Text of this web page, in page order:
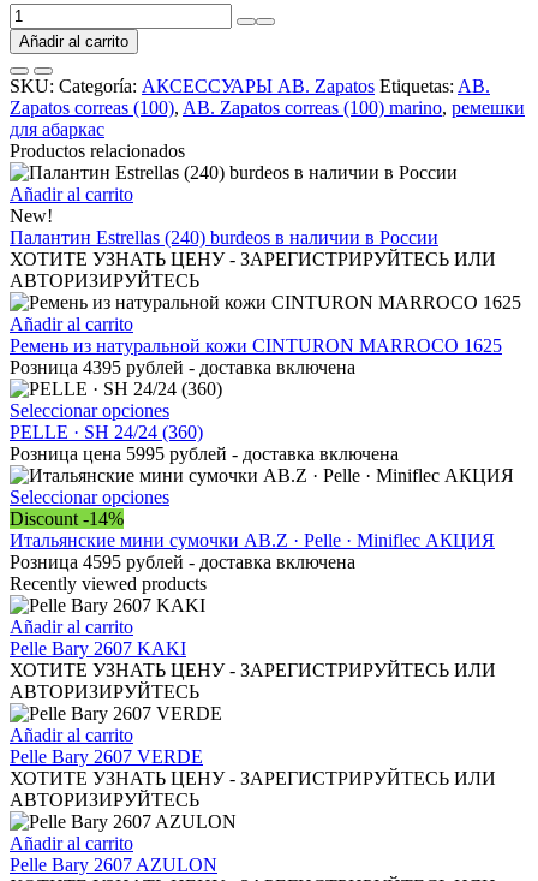
Дополнительные
ремешки
для
абаркас
AB.
Zapatos
correas
(100)
Marino
cantidad
Añadir al carrito
SKU: Categoría: АКСЕССУАРЫ AB. Zapatos Etiquetas: AB.
Zapatos correas (100), AB. Zapatos correas (100) marino, ремешки
для абаркас
Productos relacionados
Añadir al carrito
New!
Палантин Estrellas (240) burdeos в наличии в России
ХОТИТЕ УЗНАТЬ ЦЕНУ - ЗАРЕГИСТРИРУЙТЕСЬ ИЛИ
АВТОРИЗИРУЙТЕСЬ
Añadir al carrito
Ремень из натуральной кожи CINTURON MARROCO 1625
Розница 4395 рублей - доставка включена
Seleccionar opcionesEste
producto
tiene
múltiples
variantes.
opciones
se
pueden
elegir
la
página
de
producto
PELLE · SH 24/24 (360)
Розница цена 5995 рублей - доставка включена
Seleccionar opcionesEste
tiene
múltiples
variantes.
Las
se
pueden
elegir
en
página
de
producto
Discount -14%
Итальянские мини сумочки AB.Z · Pelle · Miniflec АКЦИЯ
Розница 4595 рублей - доставка включена
Recently viewed products
Añadir al carrito
Pelle Bary 2607 KAKI
ХОТИТЕ УЗНАТЬ ЦЕНУ - ЗАРЕГИСТРИРУЙТЕСЬ ИЛИ
АВТОРИЗИРУЙТЕСЬ
Añadir al carrito
Pelle Bary 2607 VERDE
ХОТИТЕ УЗНАТЬ ЦЕНУ - ЗАРЕГИСТРИРУЙТЕСЬ ИЛИ
АВТОРИЗИРУЙТЕСЬ
Añadir al carrito
Pelle Bary 2607 AZULON